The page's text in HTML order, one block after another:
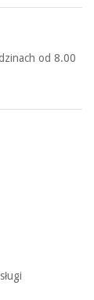
od 8.00